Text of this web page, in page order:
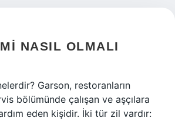
NASIL OLMALI
Garson, restoranların
bölümünde çalışan ve aşçılara
eden kişidir. İki tür zil vardır: